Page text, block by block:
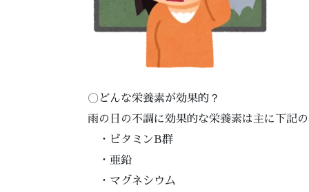
〇どんな栄養素が効果的？
雨の日の不調に効果的な栄養素は主に下記の
・ビタミンB群
・亜鉛
・マグネシウム